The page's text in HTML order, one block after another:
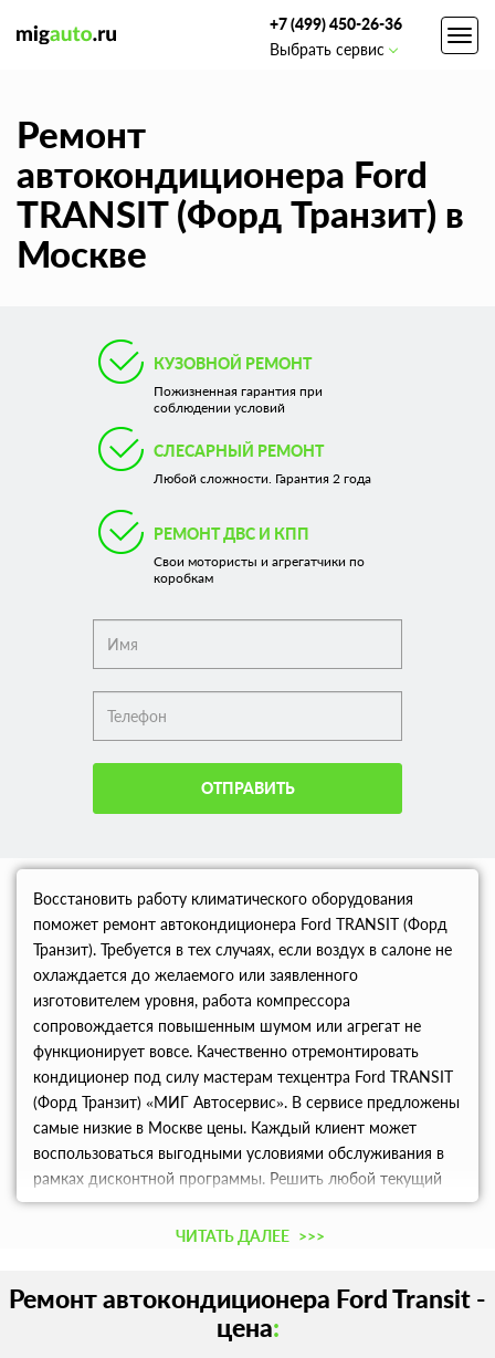
+7 (499) 450-26-36
Выбрать сервис
Ремонт
автокондиционера Ford
TRANSIT (Форд Транзит) в
Москве
КУЗОВНОЙ РЕМОНТ
Пожизненная гарантия при
соблюдении условий
СЛЕСАРНЫЙ РЕМОНТ
Любой сложности. Гарантия 2 года
РЕМОНТ ДВС И КПП
Свои мотористы и агрегатчики по
коробкам
ОТПРАВИТЬ
Восстановить работу климатического оборудования
поможет ремонт автокондиционера Ford TRANSIT (Форд
Транзит). Требуется в тех случаях, если воздух в салоне не
охлаждается до желаемого или заявленного
изготовителем уровня, работа компрессора
сопровождается повышенным шумом или агрегат не
функционирует вовсе. Качественно отремонтировать
кондиционер под силу мастерам техцентра Ford TRANSIT
(Форд Транзит) «МИГ Автосервис». В сервисе предложены
самые низкие в Москве цены. Каждый клиент может
воспользоваться выгодными условиями обслуживания в
рамках дисконтной программы. Решить любой текущий
вопрос, записаться на диагностику и ремонт
кондиционера можно по телефону.
ЧИТАТЬ ДАЛЕЕ >>>
Ремонт автокондиционера Ford Transit -
цена: